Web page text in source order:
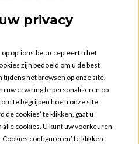
afdeling:
09:00u tot 17:00u
gesloten
terugbrengen bestellingen:
privacy
options.be, accepteert u het
zijn bedoeld om u de best
het browsen op onze site.
uw ervaring te personaliseren op
te begrijpen hoe u onze site
de cookies’ te klikken, gaat u
alle cookies. U kunt uw voorkeuren
configureren’ te klikken.